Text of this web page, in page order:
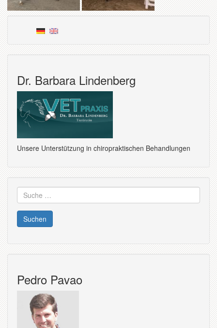
Dr. Barbara Lindenberg
Unsere Unterstützung in chiropraktischen Behandlungen
Suche
nach:
Pedro Pavao